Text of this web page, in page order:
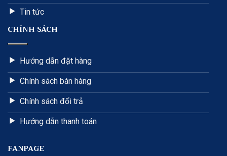
Tin tức
CHÍNH SÁCH
Hướng dẫn đặt hàng
Chính sách bán hàng
Chính sách đổi trả
Hướng dẫn thanh toán
FANPAGE